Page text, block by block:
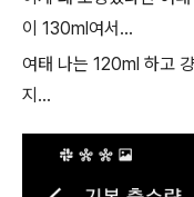
이 130ml여서...
여태 나는 120ml 하고
지...